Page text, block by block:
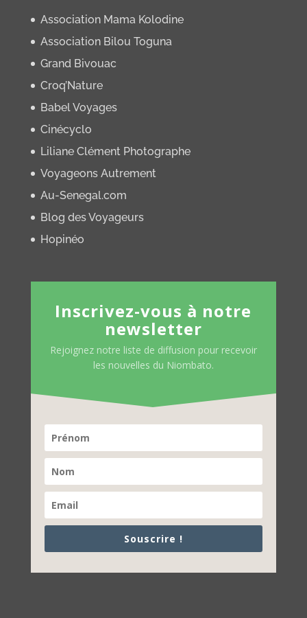
Association Mama Kolodine
Association Bilou Toguna
Grand Bivouac
Croq’Nature
Babel Voyages
Cinécyclo
Liliane Clément Photographe
Voyageons Autrement
Au-Senegal.com
Blog des Voyageurs
Hopinéo
Inscrivez-vous à notre
newsletter
Rejoignez notre liste de diffusion pour recevoir
les nouvelles du Niombato.
Souscrire !